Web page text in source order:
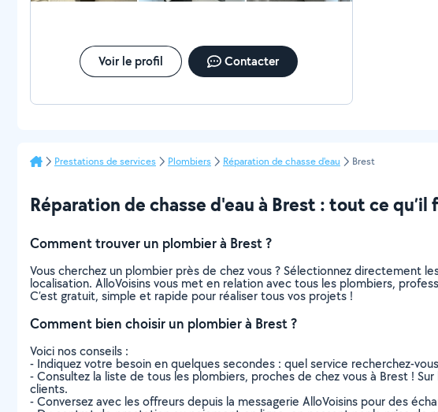
Voir le profil Contacter
Prestations de services Plombiers Réparation de chasse d'eau Brest
Réparation de chasse d'eau à Brest : tout ce qu’il
Comment trouver un plombier à Brest ?
Vous cherchez un plombier près de chez vous ? Sélectionnez
localisation. AlloVoisins vous met en relation avec tous les plombiers,
C’est gratuit, simple et rapide pour réaliser tous vos projets !
Comment bien choisir un plombier à Brest ?
Voici nos conseils :
- Indiquez votre besoin en quelques secondes : quel service recherchez-
- Consultez la liste de tous les plombiers, proches de chez vous à Brest !
clients.
- Conversez avec les offreurs depuis la messagerie AlloVoisins pour des